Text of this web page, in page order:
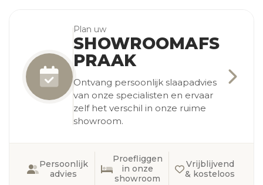
Plan uw
SHOWROOMAFS
PRAAK
Ontvang persoonlijk slaapadvies
van onze specialisten en ervaar
zelf het verschil in onze ruime
showroom.
Persoonlijk
advies
Proefliggen
in onze
showroom
Vrijblijvend
& kosteloos